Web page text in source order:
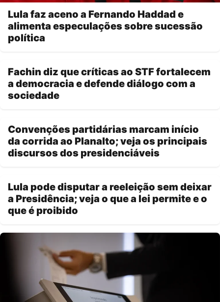
Lula faz aceno a Fernando Haddad e
alimenta especulações sobre sucessão
política
Fachin diz que críticas ao STF fortalecem
a democracia e defende diálogo com a
sociedade
Convenções partidárias marcam início
da corrida ao Planalto; veja os principais
discursos dos presidenciáveis
Lula pode disputar a reeleição sem deixar
a Presidência; veja o que a lei permite e o
que é proibido